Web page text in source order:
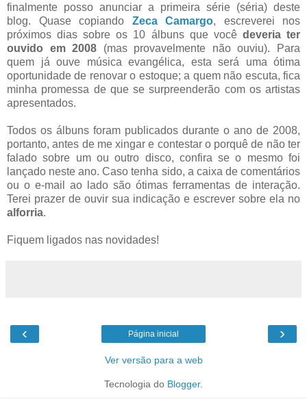
finalmente posso anunciar a primeira série (séria) deste
blog. Quase copiando Zeca Camargo, escreverei nos
próximos dias sobre os 10 álbuns que você deveria ter
ouvido em 2008 (mas provavelmente não ouviu). Para
quem já ouve música evangélica, esta será uma ótima
oportunidade de renovar o estoque; a quem não escuta, fica
minha promessa de que se surpreenderão com os artistas
apresentados.
Todos os álbuns foram publicados durante o ano de 2008,
portanto, antes de me xingar e contestar o porquê de não ter
falado sobre um ou outro disco, confira se o mesmo foi
lançado neste ano. Caso tenha sido, a caixa de comentários
ou o e-mail ao lado são ótimas ferramentas de interação.
Terei prazer de ouvir sua indicação e escrever sobre ela no
alforria.
Fiquem ligados nas novidades!
‹ ›
Página inicial
Ver versão para a web
Tecnologia do Blogger.